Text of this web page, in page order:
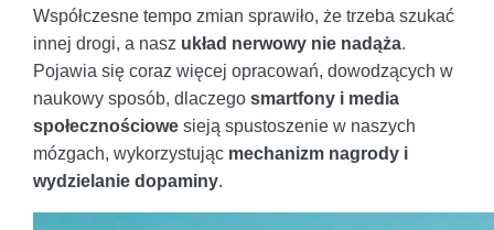
Współczesne tempo zmian sprawiło, że trzeba szukać
innej drogi, a nasz układ nerwowy nie nadąża.
Pojawia się coraz więcej opracowań, dowodzących w
naukowy sposób, dlaczego smartfony i media
społecznościowe sieją spustoszenie w naszych
mózgach, wykorzystując mechanizm nagrody i
wydzielanie dopaminy.